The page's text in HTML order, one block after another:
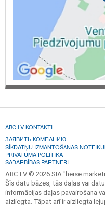
ABC.LV KONTAKTI
ЗАЯВИТЬ КОМПАНИЮ
SĪKDATŅU IZMANTOŠANAS
PRIVĀTUMA POLITIKA
SADARBĪBAS PARTNERI
ABC.LV © 2026 SIA "heise
Šīs datu bāzes, tās daļas vai
informācijas daļas pavairošana
aizliegta. Tāpat arī ir aizliegta